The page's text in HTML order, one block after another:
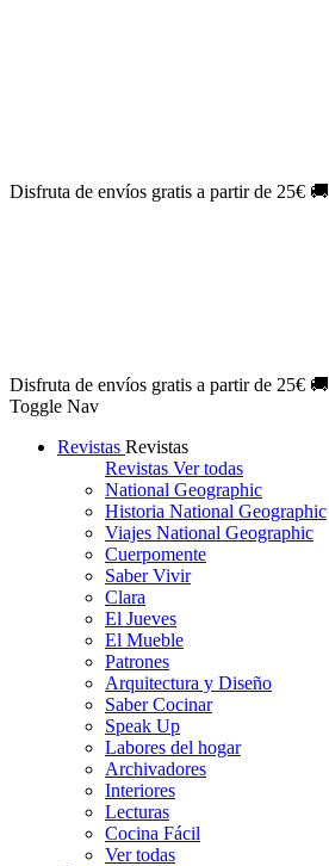
Disfruta de envíos gratis a partir de 25€ 🚚
Disfruta de envíos gratis a partir de 25€ 🚚
Toggle Nav
Revistas Revistas
Revistas Ver todas
National Geographic
Historia National Geographic
Viajes National Geographic
Cuerpomente
Saber Vivir
Clara
El Jueves
El Mueble
Patrones
Arquitectura y Diseño
Saber Cocinar
Speak Up
Labores del hogar
Archivadores
Interiores
Lecturas
Cocina Fácil
Ver todas